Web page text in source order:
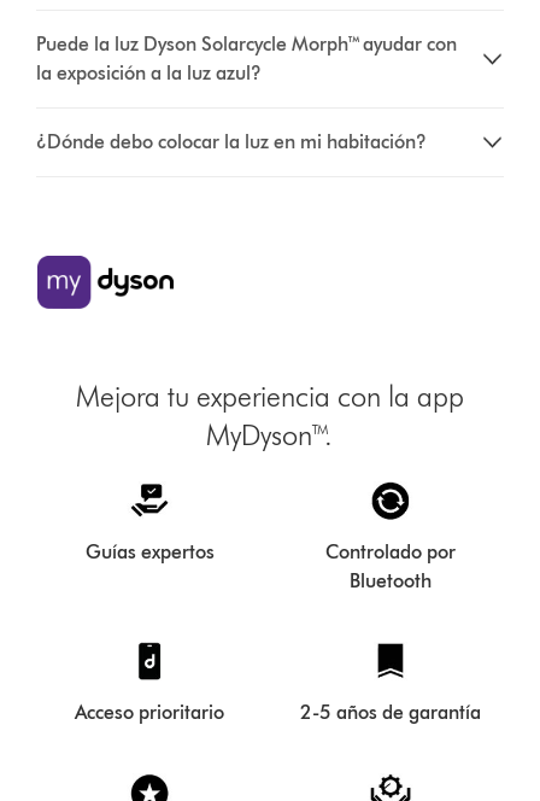
Puede la luz Dyson Solarcycle Morph™ ayudar con
la exposición a la luz azul?
¿Dónde debo colocar la luz en mi habitación?
Mejora tu experiencia con la app
MyDyson™.
Guías expertos
Controlado por
Bluetooth
Acceso prioritario 2-5 años de garantía